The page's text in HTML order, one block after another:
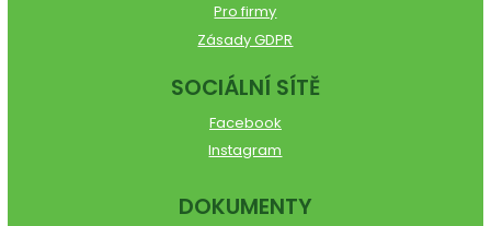
Pro firmy
Zásady GDPR
SOCIÁLNÍ SÍTĚ
Facebook
Instagram
DOKUMENTY